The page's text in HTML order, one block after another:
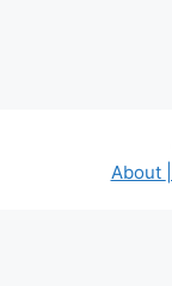
About